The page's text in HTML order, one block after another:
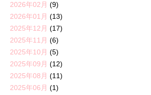
2026年02月 (9)
2026年01月 (13)
2025年12月 (17)
2025年11月 (6)
2025年10月 (5)
2025年09月 (12)
2025年08月 (11)
2025年06月 (1)